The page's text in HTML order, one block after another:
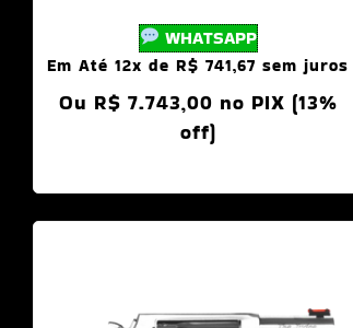
WHATSAPP
Em Até 12x deR$ 741,67 sem juros
Ou R$ 7.743,00 no PIX (13%
off)